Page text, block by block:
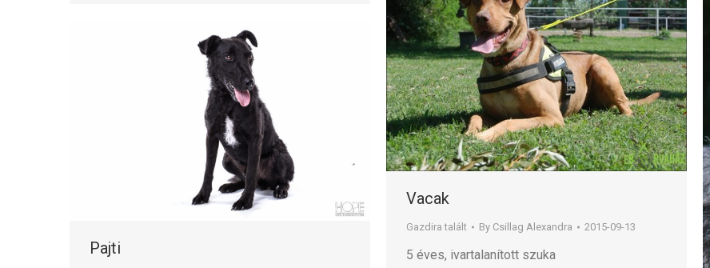
Vacak
Gazdira talált By Csillag Alexandra 2015-09-13
5 éves, ivartalanított szuka
Pajti